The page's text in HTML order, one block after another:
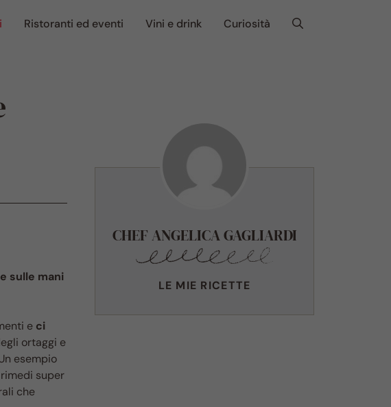
Ristoranti ed eventi Vini e drink Curiosità
sulle mani
e ci
ortaggi e
esempio
super
che
CHEF ANGELICA GAGLIARDI
LE MIE RICETTE